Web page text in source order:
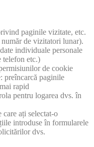
paginile vizitate, etc.
număr de vizitatori lunar).
individuale personale
telefon etc.)
de cookie
preîncarcă paginile
rapid
pentru logarea dvs. în
ați selectat-o
introduse în formularele
dvs.